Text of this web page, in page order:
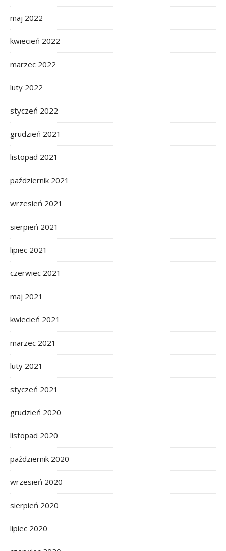
maj 2022
kwiecień 2022
marzec 2022
luty 2022
styczeń 2022
grudzień 2021
listopad 2021
październik 2021
wrzesień 2021
sierpień 2021
lipiec 2021
czerwiec 2021
maj 2021
kwiecień 2021
marzec 2021
luty 2021
styczeń 2021
grudzień 2020
listopad 2020
październik 2020
wrzesień 2020
sierpień 2020
lipiec 2020